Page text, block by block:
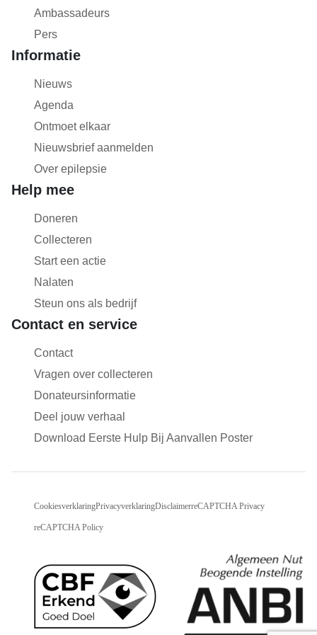
Ambassadeurs
Pers
Informatie
Nieuws
Agenda
Ontmoet elkaar
Nieuwsbrief aanmelden
Over epilepsie
Help mee
Doneren
Collecteren
Start een actie
Nalaten
Steun ons als bedrijf
Contact en service
Contact
Vragen over collecteren
Donateursinformatie
Deel jouw verhaal
Download Eerste Hulp Bij Aanvallen Poster
CookiesverklaringPrivacyverklaringDisclaimerreCAPTCHA Privacy
reCAPTCHA Policy